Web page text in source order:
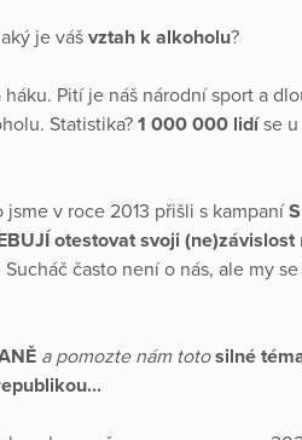
je váš vztah k alkoholu?
Pití je náš národní sport a
Statistika? 1 000 000 lidíse u
jsme v roce 2013 přišli s kampaní
otestovat svoji (ne)závislost
často není o nás, ale my
a pomozte nám totosilné